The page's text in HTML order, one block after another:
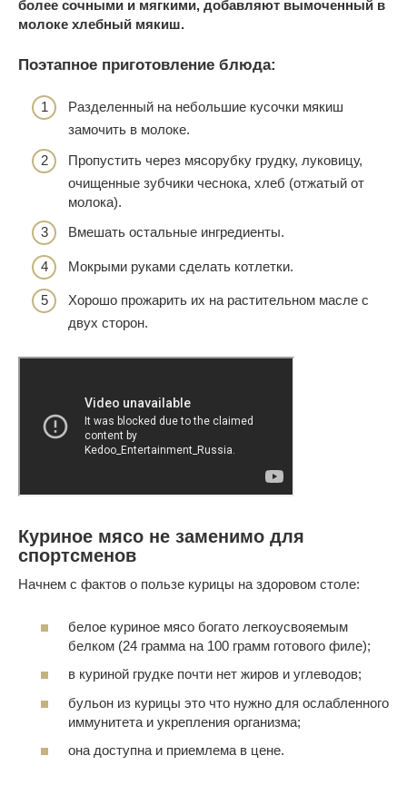
более сочными и мягкими, добавляют вымоченный в
молоке хлебный мякиш.
Поэтапное приготовление блюда:
Разделенный на небольшие кусочки мякиш
замочить в молоке.
Пропустить через мясорубку грудку, луковицу,
очищенные зубчики чеснока, хлеб (отжатый от
молока).
Вмешать остальные ингредиенты.
Мокрыми руками сделать котлетки.
Хорошо прожарить их на растительном масле с
двух сторон.
Куриное мясо не заменимо для
спортсменов
Начнем с фактов о пользе курицы на здоровом столе:
белое куриное мясо богато легкоусвояемым
белком (24 грамма на 100 грамм готового филе);
в куриной грудке почти нет жиров и углеводов;
бульон из курицы это что нужно для ослабленного
иммунитета и укрепления организма;
она доступна и приемлема в цене.